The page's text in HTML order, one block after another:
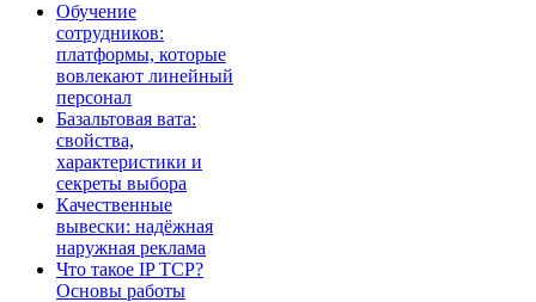
Обучение
сотрудников:
платформы, которые
вовлекают линейный
персонал
Базальтовая вата:
свойства,
характеристики и
секреты выбора
Качественные
вывески: надёжная
наружная реклама
Что такое IP TCP?
Основы работы